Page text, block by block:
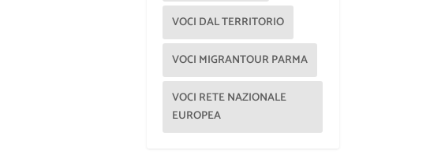
VOCI DAL TERRITORIO
VOCI MIGRANTOUR PARMA
VOCI RETE NAZIONALE
EUROPEA